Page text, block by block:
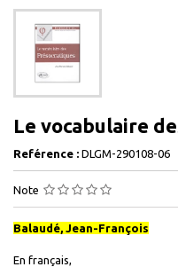
Le vocabulaire
Reférence : DLGM-290108-06
Note
Balaudé, Jean-François
En français,